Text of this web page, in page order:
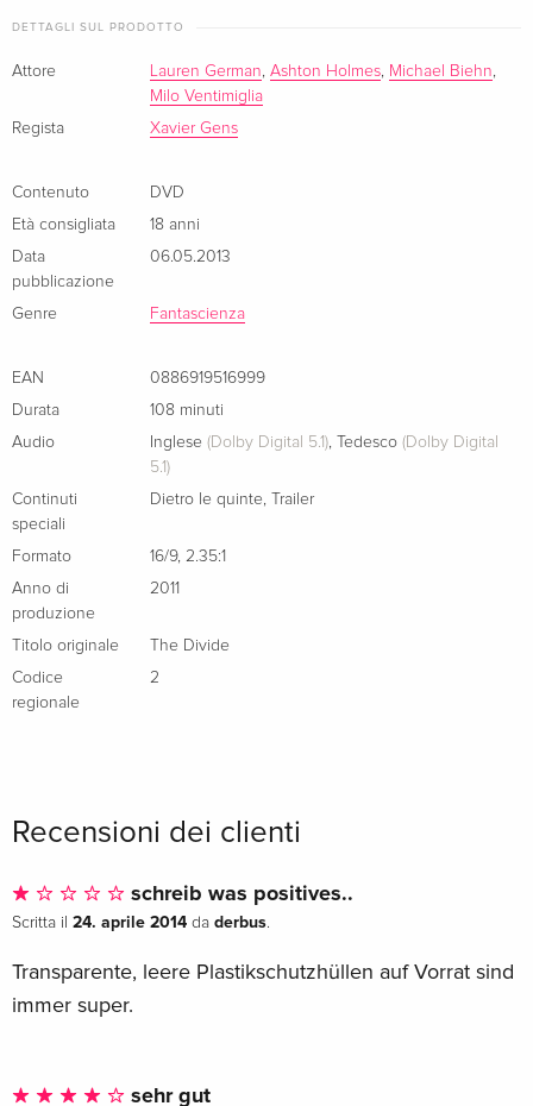
beginnt, steigert sich nach der ersten Bedrohung von
draussen zu einem Machtspiel mit grausamer Konsequenz.
DETTAGLI SUL PRODOTTO
Attore Lauren German, Ashton Holmes, Michael Biehn,
Milo Ventimiglia
Regista
Xavier Gens
Contenuto
DVD
Età consigliata
18 anni
Data
pubblicazione
06.05.2013
Genre Fantascienza
EAN
0886919516999
Durata
108 minuti
Audio
Inglese (Dolby Digital 5.1), Tedesco (Dolby Digital
5.1)
Continuti
speciali
Dietro le quinte, Trailer
Formato 16/9, 2.35:1
Anno di
produzione
2011
Titolo originale
The Divide
Codice
regionale
2
Recensioni dei clienti
schreib was positives..
Scritta il 24. aprile 2014 da derbus.
Transparente, leere Plastikschutzhüllen auf Vorrat sind
immer super.
sehr gut